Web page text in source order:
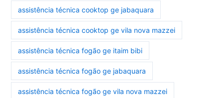
assistência técnica cooktop ge jabaquara
assistência técnica cooktop ge vila nova mazzei
assistência técnica fogão ge itaim bibi
assistência técnica fogão ge jabaquara
assistência técnica fogão ge vila nova mazzei